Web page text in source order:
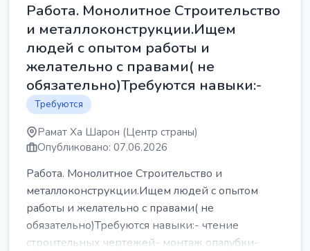
Работа. Монолитное Строительство
и металлоконструкции.Ищем
людей с опытом работы и
желательно с правами( не
обязательно)Требуются навыки:-
Требуются
Рамат Ха Шарон (Центр страны)
Опубликовано: 07.06.2026
Работа. Монолитное Строительство и
металлоконструкции.Ищем людей с опытом
работы и желательно с правами( не
обязательно)Требуются навыки:- чтение
строительных чертежей- монтаж опалубки-